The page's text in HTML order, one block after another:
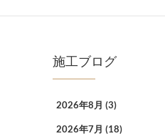
施工ブログ
2026年8月 (3)
2026年7月 (18)